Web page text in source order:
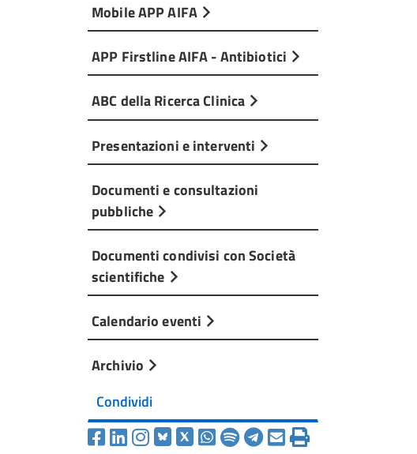
Mobile APP AIFA
APP Firstline AIFA - Antibiotici
ABC della Ricerca Clinica
Presentazioni e interventi
Documenti e consultazioni
pubbliche
Documenti condivisi con Società
scientifiche
Calendario eventi
Archivio
Condividi